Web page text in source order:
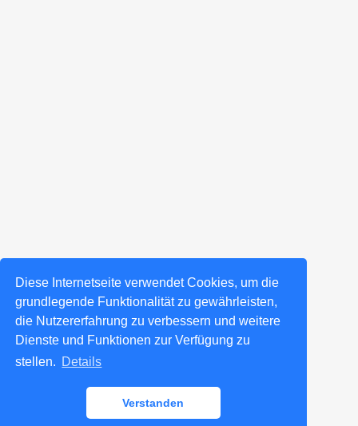
Diese Internetseite verwendet Cookies, um die
grundlegende Funktionalität zu gewährleisten,
die Nutzererfahrung zu verbessern und weitere
Dienste und Funktionen zur Verfügung zu
stellen. Details
Verstanden